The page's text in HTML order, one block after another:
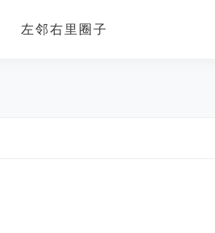
左邻右里圈子